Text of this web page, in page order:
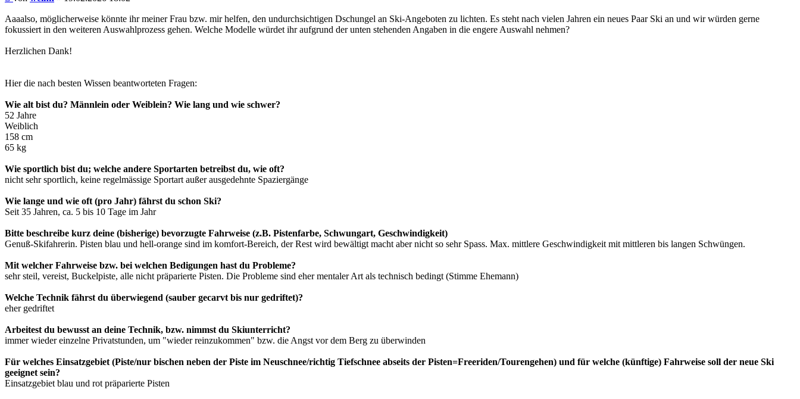
Aaaalso, möglicherweise könnte ihr meiner Frau bzw. mir helfen, den undurchsichtigen Dschungel an Ski-Angeboten zu lichten. Es steht nach vielen Jahren ein neues Paar Ski an und wir würden gerne
fokussiert in den weiteren Auswahlprozess gehen. Welche Modelle würdet ihr aufgrund der unten stehenden Angaben in die engere Auswahl nehmen?
Herzlichen Dank!
Hier die nach besten Wissen beantworteten Fragen:
Wie alt bist du? Männlein oder Weiblein? Wie lang und wie schwer?
52 Jahre
Weiblich
158 cm
65 kg
Wie sportlich bist du; welche andere Sportarten betreibst du, wie oft?
nicht sehr sportlich, keine regelmässige Sportart außer ausgedehnte Spaziergänge
Wie lange und wie oft (pro Jahr) fährst du schon Ski?
Seit 35 Jahren, ca. 5 bis 10 Tage im Jahr
Bitte beschreibe kurz deine (bisherige) bevorzugte Fahrweise (z.B. Pistenfarbe, Schwungart, Geschwindigkeit)
Genuß-Skifahrerin. Pisten blau und hell-orange sind im komfort-Bereich, der Rest wird bewältigt macht aber nicht so sehr Spass. Max. mittlere Geschwindigkeit mit mittleren bis langen Schwüngen.
Mit welcher Fahrweise bzw. bei welchen Bedigungen hast du Probleme?
sehr steil, vereist, Buckelpiste, alle nicht präparierte Pisten. Die Probleme sind eher mentaler Art als technisch bedingt (Stimme Ehemann)
Welche Technik fährst du überwiegend (sauber gecarvt bis nur gedriftet)?
eher gedriftet
Arbeitest du bewusst an deine Technik, bzw. nimmst du Skiunterricht?
immer wieder einzelne Privatstunden, um "wieder reinzukommen" bzw. die Angst vor dem Berg zu überwinden
Für welches Einsatzgebiet (Piste/nur bischen neben der Piste im Neuschnee/richtig Tiefschnee abseits der Pisten=Freeriden/Tourengehen) und für welche (künftige) Fahrweise soll der neue Ski
geeignet sein?
Einsatzgebiet blau und rot präparierte Pisten